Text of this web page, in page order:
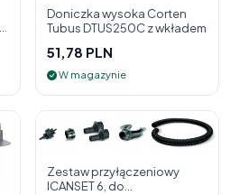
Doniczka wysoka Corten
Tubus DTUS250C z wkładem
51,78 PLN
W magazynie
Zestaw przyłączeniowy
ICANSET 6, do